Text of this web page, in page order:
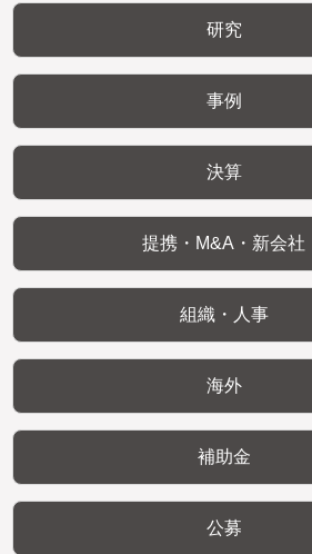
研究
事例
決算
提携・M&A・新会社
組織・人事
海外
補助金
公募